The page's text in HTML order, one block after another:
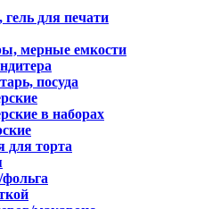
для печати
мерные емкости
посуда
в наборах
для торта